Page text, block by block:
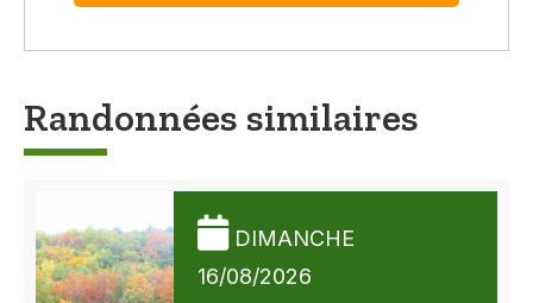
Randonnées similaires
DIMANCHE
16/08/2026